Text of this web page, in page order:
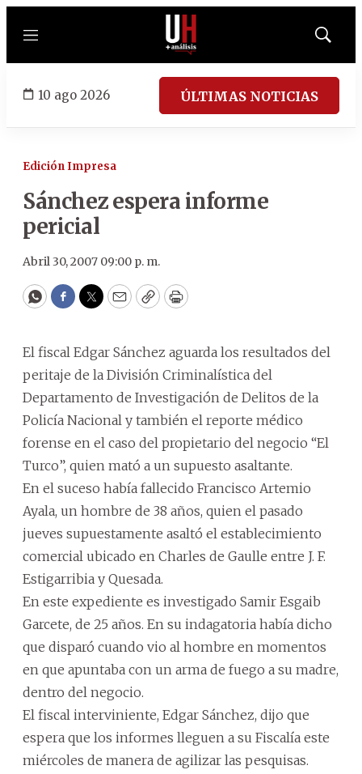
Menú
Mostrar
10 ago 2026 ÚLTIMAS NOTICIAS
Edición Impresa
Sánchez espera informe
pericial
Abril 30, 2007 09:00 p. m.
WhatsApp
Facebook
Twitter
EmailCopyPrint
El fiscal Edgar Sánchez aguarda los resultados del
peritaje de la División Criminalística del
Departamento de Investigación de Delitos de la
Policía Nacional y también el reporte médico
forense en el caso del propietario del negocio “El
Turco”, quien mató a un supuesto asaltante.
En el suceso había fallecido Francisco Artemio
Ayala, un hombre de 38 años, quien el pasado
jueves supuestamente asaltó el establecimiento
comercial ubicado en Charles de Gaulle entre J. F.
Estigarribia y Quesada.
En este expediente es investigado Samir Esgaib
Garcete, de 25 años. En su indagatoria había dicho
que disparó cuando vio al hombre en momentos
en que apuntaba con un arma de fuego a su madre,
dentro del negocio.
El fiscal interviniente, Edgar Sánchez, dijo que
espera que los informes lleguen a su Fiscalía este
miércoles de manera de agilizar las pesquisas.